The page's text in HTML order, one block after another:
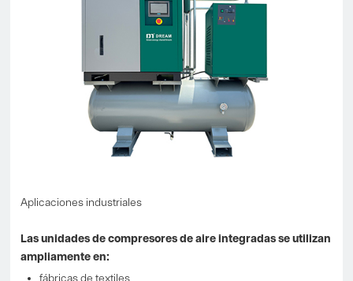
Aplicaciones industriales
Las unidades de compresores de aire integradas se utilizan
ampliamente en:
fábricas de textiles